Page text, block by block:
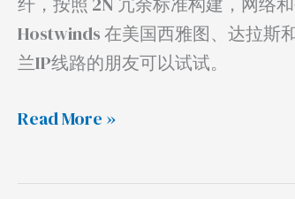
Hostwinds 在美国西雅图、达拉斯
兰IP线路的朋友可以试试。
Read More »